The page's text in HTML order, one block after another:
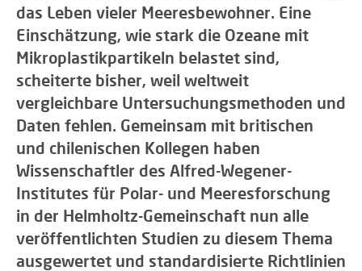
das Leben vieler Meeresbewohner. Eine
Einschätzung, wie stark die Ozeane mit
Mikroplastikpartikeln belastet sind,
scheiterte bisher, weil weltweit
vergleichbare Untersuchungsmethoden und
Daten fehlen. Gemeinsam mit britischen
und chilenischen Kollegen haben
Wissenschaftler des Alfred-Wegener-
Institutes für Polar- und Meeresforschung
in der Helmholtz-Gemeinschaft nun alle
veröffentlichten Studien zu diesem Thema
ausgewertet und standardisierte Richtlinien